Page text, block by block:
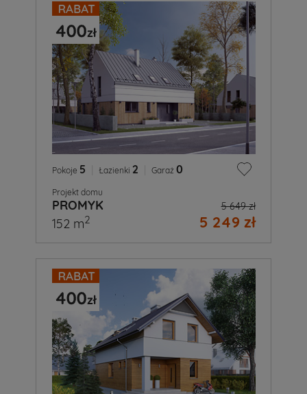
Pokoje 5 Łazienki 2 Garaż 0
Projekt domu
PROMYK 5 649 zł
5 249 zł
152 m2